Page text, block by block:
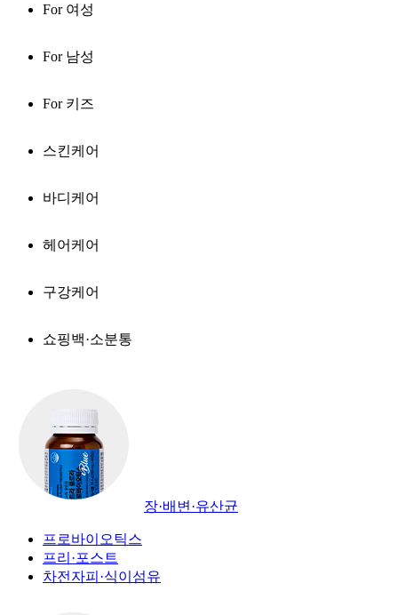
For 여성
For 남성
For 키즈
스킨케어
바디케어
헤어케어
구강케어
쇼핑백·소분통
장·배변·유산균
프로바이오틱스
프리·포스트
차전자피·식이섬유